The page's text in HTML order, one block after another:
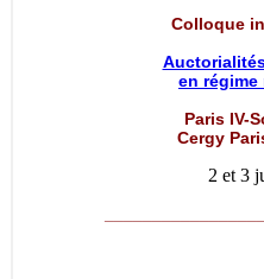
Colloque
en régime
Paris IV-
Cergy
2 et 3